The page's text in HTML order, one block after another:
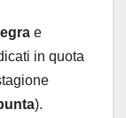
e
in quota
).